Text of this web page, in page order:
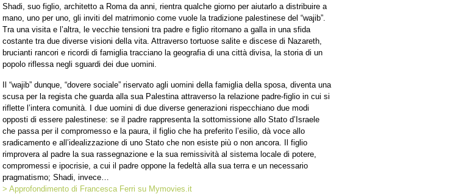
Shadi, suo figlio, architetto a Roma da anni, rientra qualche giorno per aiutarlo a distribuire a
mano, uno per uno, gli inviti del matrimonio come vuole la tradizione palestinese del “wajib”.
Tra una visita e l’altra, le vecchie tensioni tra padre e figlio ritornano a galla in una sfida
costante tra due diverse visioni della vita. Attraverso tortuose salite e discese di Nazareth,
brucianti rancori e ricordi di famiglia tracciano la geografia di una città divisa, la storia di un
popolo riflessa negli sguardi dei due uomini.
Il “wajib” dunque, “dovere sociale” riservato agli uomini della famiglia della sposa, diventa una
scusa per la regista che guarda alla sua Palestina attraverso la relazione padre-figlio in cui si
riflette l’intera comunità. I due uomini di due diverse generazioni rispecchiano due modi
opposti di essere palestinese: se il padre rappresenta la sottomissione allo Stato d’Israele
che passa per il compromesso e la paura, il figlio che ha preferito l’esilio, dà voce allo
sradicamento e all’idealizzazione di uno Stato che non esiste più o non ancora. Il figlio
rimprovera al padre la sua rassegnazione e la sua remissività al sistema locale di potere,
compromessi e ipocrisie, a cui il padre oppone la fedeltà alla sua terra e un necessario
pragmatismo; Shadi, invece…
> Approfondimento di Francesca Ferri su Mymovies.it